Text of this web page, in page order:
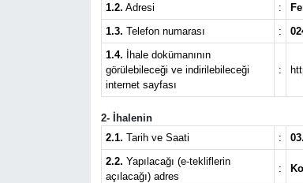
1.2. Adresi :
1.3. Telefon numarası :
1.4. İhale dokümanının
görülebileceği ve indirilebileceği
internet sayfası
:
2- İhalenin
2.1. Tarih ve Saati :
2.2. Yapılacağı (e-tekliflerin
açılacağı) adres
: